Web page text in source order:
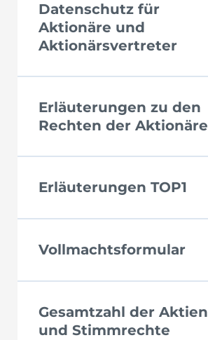
Datenschutz für
Aktionäre und
Aktionärsvertreter
Erläuterungen zu den
Rechten der Aktionäre
Erläuterungen TOP1
Vollmachtsformular
Gesamtzahl der Aktien
und Stimmrechte